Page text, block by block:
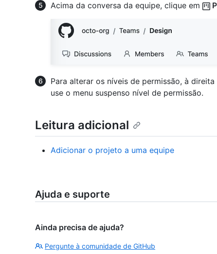
Acima da conversa da equipe, clique em
Para alterar os níveis de permissão, à
use o menu suspenso nível de permissão.
Leitura adicional
Adicionar o projeto a uma equipe
Ajuda e suporte
Ainda precisa de ajuda?
Pergunte à comunidade de GitHub